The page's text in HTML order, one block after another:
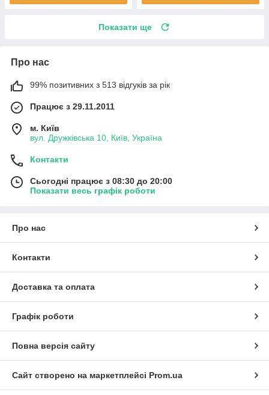
Показати ще
Про нас
99% позитивних з 513 відгуків за рік
Працює з 29.11.2011
м. Київ
вул. Дружківська 10, Київ, Україна
Контакти
Сьогодні працює з 08:30 до 20:00
Показати весь графік роботи
Про нас
Контакти
Доставка та оплата
Графік роботи
Повна версія сайту
Сайт створено на маркетплейсі Prom.ua